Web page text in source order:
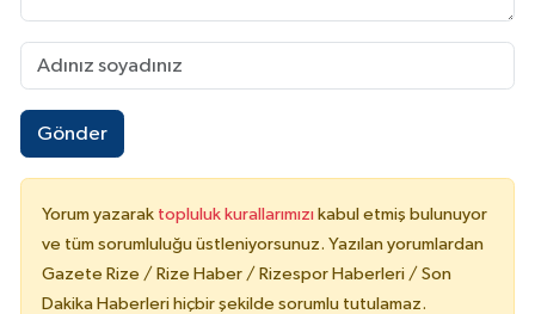
Gönder
Yorum yazarak topluluk kurallarımızı kabul etmiş bulunuyor
ve tüm sorumluluğu üstleniyorsunuz. Yazılan yorumlardan
Gazete Rize / Rize Haber / Rizespor Haberleri / Son
Dakika Haberleri hiçbir şekilde sorumlu tutulamaz.